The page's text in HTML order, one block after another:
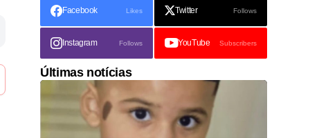
Facebook Likes Twitter Follows
Instagram Follows YouTube Subscribers
Últimas notícias